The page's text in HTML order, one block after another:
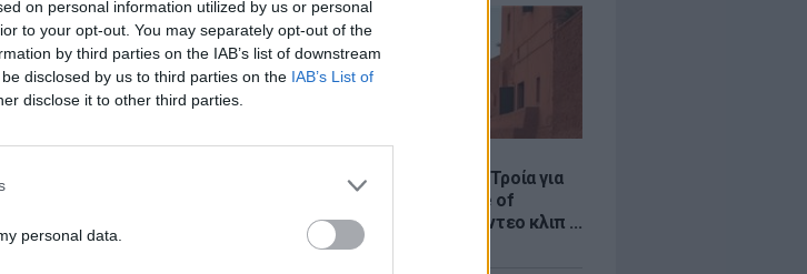
on personal information utilized by us or personal
to your opt-out. You may separately opt-out of the
by third parties on the IAB’s list of downstream
disclosed by us to third parties on the IAB’s List of
disclose it to other third parties.
personal data.
Το μαροκινό χωριό που έγινε Τροία για
τον Nolan, Yunkai για το Game of
Thrones και σκηνικό για το βίντεο κλιπ ...
της Βανδή
μάθετε πρώτοι τα